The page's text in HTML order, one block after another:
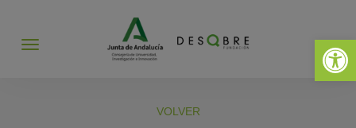
Abrir
Abrir
VOLVER